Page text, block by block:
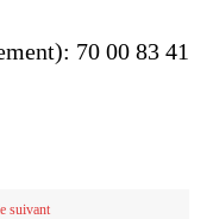
70 00 83 41
suivant